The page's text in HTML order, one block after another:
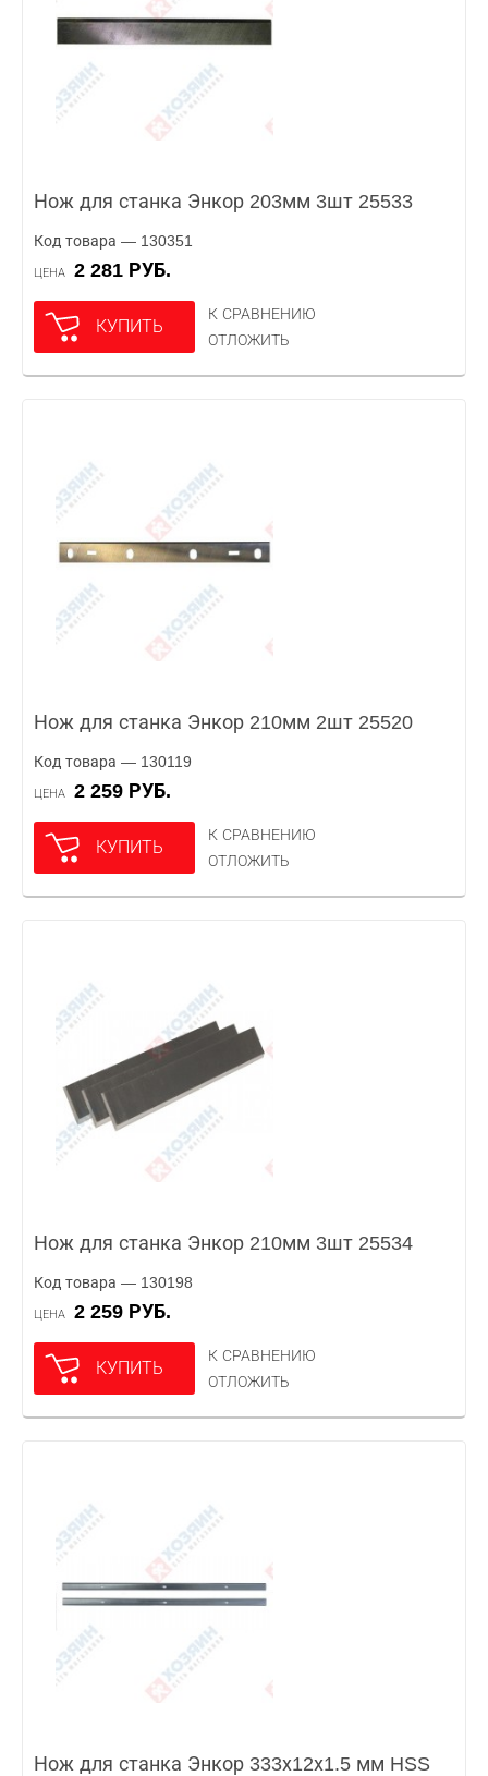
Нож для станка Энкор 203мм 3шт 25533
Код товара — 130351
ЦЕНА 2 281 РУБ.
КУПИТЬ
К СРАВНЕНИЮ
ОТЛОЖИТЬ
Нож для станка Энкор 210мм 2шт 25520
Код товара — 130119
ЦЕНА 2 259 РУБ.
КУПИТЬ
К СРАВНЕНИЮ
ОТЛОЖИТЬ
Нож для станка Энкор 210мм 3шт 25534
Код товара — 130198
ЦЕНА 2 259 РУБ.
КУПИТЬ
К СРАВНЕНИЮ
ОТЛОЖИТЬ
Нож для станка Энкор 333х12х1.5 мм HSS